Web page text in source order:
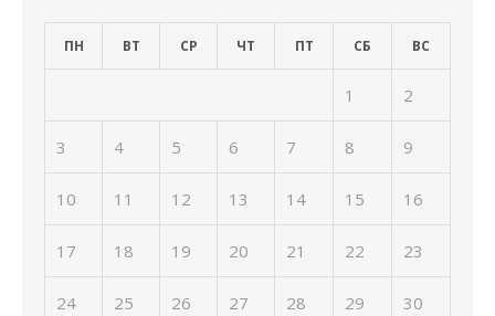
ПН ВТ СР ЧТ ПТ СБ ВС
1 2
3 4 5 6 7 8 9
10 11 12 13 14 15 16
17 18 19 20 21 22 23
24 25 26 27 28 29 30